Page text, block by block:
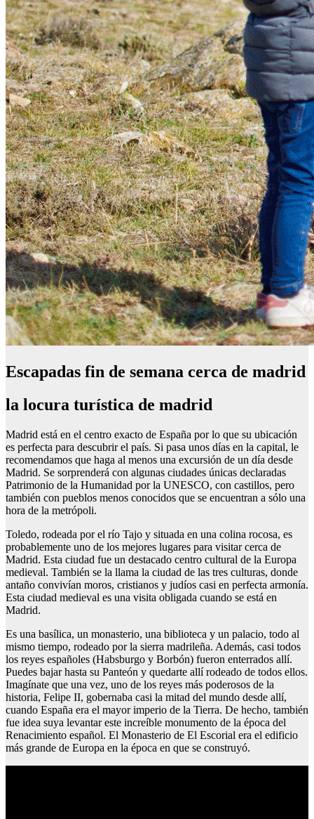
Escapadas fin de semana cerca de madrid
la locura turística de madrid
Madrid está en el centro exacto de España por lo que su ubicación
es perfecta para descubrir el país. Si pasa unos días en la capital, le
recomendamos que haga al menos una excursión de un día desde
Madrid. Se sorprenderá con algunas ciudades únicas declaradas
Patrimonio de la Humanidad por la UNESCO, con castillos, pero
también con pueblos menos conocidos que se encuentran a sólo una
hora de la metrópoli.
Toledo, rodeada por el río Tajo y situada en una colina rocosa, es
probablemente uno de los mejores lugares para visitar cerca de
Madrid. Esta ciudad fue un destacado centro cultural de la Europa
medieval. También se la llama la ciudad de las tres culturas, donde
antaño convivían moros, cristianos y judíos casi en perfecta armonía.
Esta ciudad medieval es una visita obligada cuando se está en
Madrid.
Es una basílica, un monasterio, una biblioteca y un palacio, todo al
mismo tiempo, rodeado por la sierra madrileña. Además, casi todos
los reyes españoles (Habsburgo y Borbón) fueron enterrados allí.
Puedes bajar hasta su Panteón y quedarte allí rodeado de todos ellos.
Imagínate que una vez, uno de los reyes más poderosos de la
historia, Felipe II, gobernaba casi la mitad del mundo desde allí,
cuando España era el mayor imperio de la Tierra. De hecho, también
fue idea suya levantar este increíble monumento de la época del
Renacimiento español. El Monasterio de El Escorial era el edificio
más grande de Europa en la época en que se construyó.